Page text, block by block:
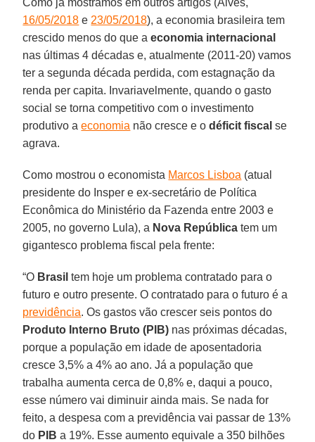
16/05/2018 e 23/05/2018), a economia brasileira tem
crescido menos do que aeconomia internacional
nas últimas 4 décadas e, atualmente (2011-20) vamos
ter a segunda década perdida, com estagnação da
renda per capita. Invariavelmente, quando o gasto
social se torna competitivo com o investimento
produtivo aeconomia não cresce e odéficit fiscal se
agrava.
Como mostrou o economista Marcos Lisboa (atual
presidente do Insper e ex-secretário de Política
Econômica do Ministério da Fazenda entre 2003 e
2005, no governo Lula), a Nova República tem um
gigantesco problema fiscal pela frente:
“O Brasil tem hoje um problema contratado para o
futuro e outro presente. O contratado para o futuro é a
previdência. Os gastos vão crescer seis pontos do
Produto Interno Bruto (PIB) nas próximas décadas,
porque a população em idade de aposentadoria
cresce 3,5% a 4% ao ano. Já a população que
trabalha aumenta cerca de 0,8% e, daqui a pouco,
esse número vai diminuir ainda mais. Se nada for
feito, a despesa com a previdência vai passar de 13%
do PIB a 19%. Esse aumento equivale a 350 bilhões